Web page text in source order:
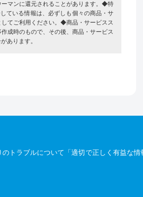
マンに還元されることがあります。◆特
ている情報は、必ずしも個々の商品・サ
てご利用ください。◆商品・サービスス
成時のもので、その後、商品・サービス
あります。
トラブルについて「適切で正しく有益な情